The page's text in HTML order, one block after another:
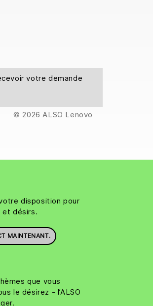
votre demande
© 2026 ALSO Lenovo
disposition pour
et désirs.
MAINTENANT.
que vous
le désirez - l’ALSO